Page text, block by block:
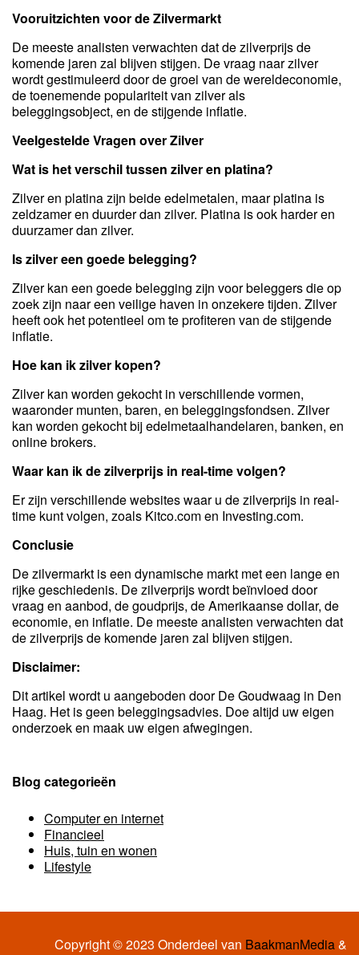
Vooruitzichten voor de Zilvermarkt
De meeste analisten verwachten dat de zilverprijs de
komende jaren zal blijven stijgen. De vraag naar zilver
wordt gestimuleerd door de groei van de wereldeconomie,
de toenemende populariteit van zilver als
beleggingsobject, en de stijgende inflatie.
Veelgestelde Vragen over Zilver
Wat is het verschil tussen zilver en platina?
Zilver en platina zijn beide edelmetalen, maar platina is
zeldzamer en duurder dan zilver. Platina is ook harder en
duurzamer dan zilver.
Is zilver een goede belegging?
Zilver kan een goede belegging zijn voor beleggers die op
zoek zijn naar een veilige haven in onzekere tijden. Zilver
heeft ook het potentieel om te profiteren van de stijgende
inflatie.
Hoe kan ik zilver kopen?
Zilver kan worden gekocht in verschillende vormen,
waaronder munten, baren, en beleggingsfondsen. Zilver
kan worden gekocht bij edelmetaalhandelaren, banken, en
online brokers.
Waar kan ik de zilverprijs in real-time volgen?
Er zijn verschillende websites waar u de zilverprijs in real-
time kunt volgen, zoals Kitco.com en Investing.com.
Conclusie
De zilvermarkt is een dynamische markt met een lange en
rijke geschiedenis. De zilverprijs wordt beïnvloed door
vraag en aanbod, de goudprijs, de Amerikaanse dollar, de
economie, en inflatie. De meeste analisten verwachten dat
de zilverprijs de komende jaren zal blijven stijgen.
Disclaimer:
Dit artikel wordt u aangeboden door De Goudwaag in Den
Haag. Het is geen beleggingsadvies. Doe altijd uw eigen
onderzoek en maak uw eigen afwegingen.
Blog categorieën
Computer en internet
Financieel
Huis, tuin en wonen
Lifestyle
Copyright © 2023 Onderdeel van BaakmanMedia&